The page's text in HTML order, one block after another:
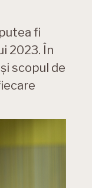
fi
2023. În
scopul de